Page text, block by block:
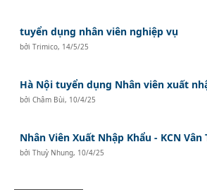
tuyển dụng nhân viên nghiệp vụ
bởiTrimico, 14/5/25
Hà Nội tuyển dụng Nhân viên xuất
bởiChâm Bùi, 10/4/25
Nhân Viên Xuất Nhập Khẩu - KCN Vân
bởiThuỳ Nhung, 10/4/25